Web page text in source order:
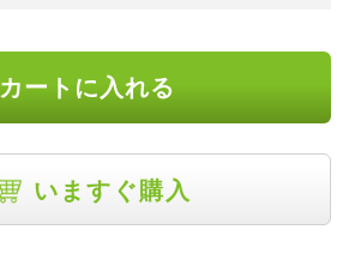
カートに入れる
いますぐ購入